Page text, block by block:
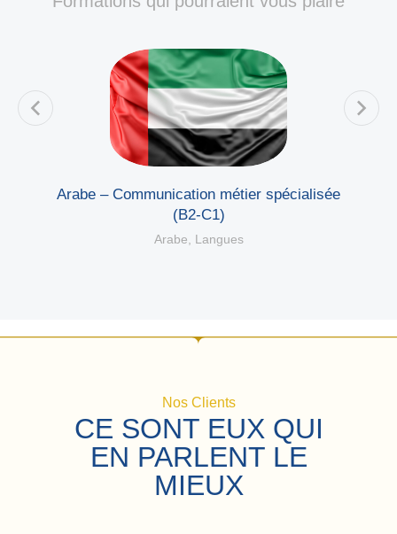
Arabe – Communication métier spécialisée
(B2-C1)
Arabe, Langues
Nos Clients
CE SONT EUX QUI
EN PARLENT LE
MIEUX